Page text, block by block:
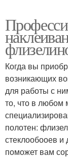
Когда вы
возникающих
для работы с
то, что в любом
полотен:
стеклообооев
поможет вам